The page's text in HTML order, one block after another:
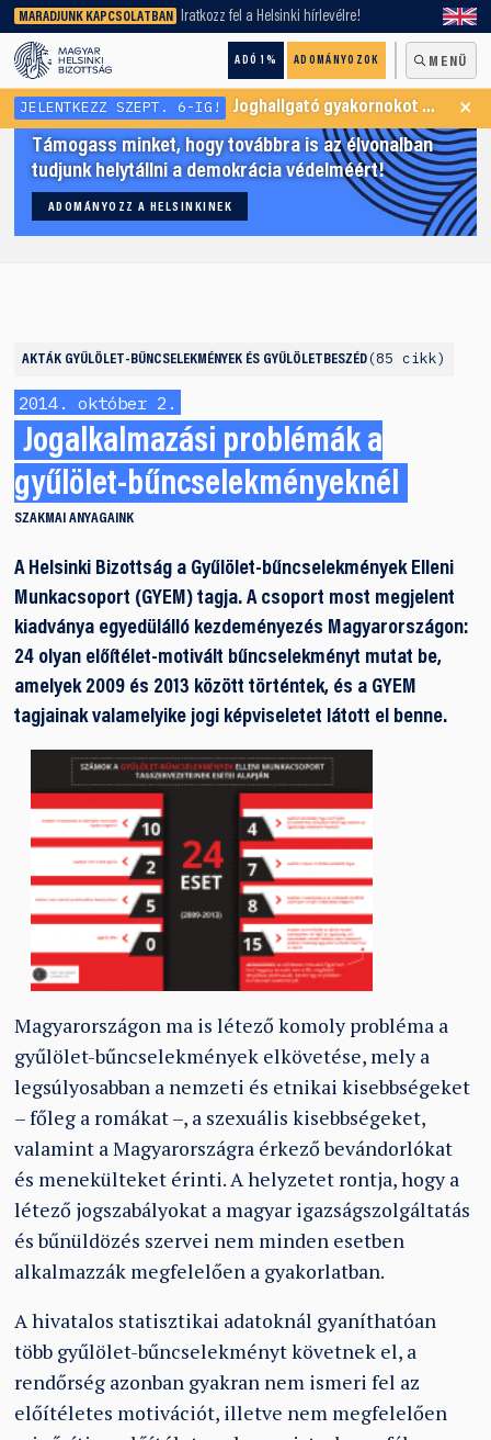
MARADJUNK KAPCSOLATBAN Iratkozz fel a Helsinki hírlevélre!
ADÓ 1% ADOMÁNYOZOK MENÜ
keresőnket!
JELENTKEZZ SZEPT. 6-IG! Joghallgató gyakornokot keresünk Menekültügyi Programunkba ×
Támogass minket, hogy továbbra is az élvonalban
tudjunk helytállni a demokrácia védelméért!
ADOMÁNYOZZ A HELSINKINEK
AKTÁK GYŰLÖLET-BŰNCSELEKMÉNYEK ÉS GYŰLÖLETBESZÉD 85 cikk
2014. október 2.
Jogalkalmazási problémák a
gyűlölet-bűncselekményeknél
SZAKMAI ANYAGAINK
A Helsinki Bizottság a Gyűlölet-bűncselekmények Elleni
Munkacsoport (GYEM) tagja. A csoport most megjelent
kiadványa egyedülálló kezdeményezés Magyarországon:
24 olyan előítélet-motivált bűncselekményt mutat be,
amelyek 2009 és 2013 között történtek, és a GYEM
tagjainak valamelyike jogi képviseletet látott el benne.
Magyarországon ma is létező komoly probléma a
gyűlölet-bűncselekmények elkövetése, mely a
legsúlyosabban a nemzeti és etnikai kisebbségeket
– főleg a romákat –, a szexuális kisebbségeket,
valamint a Magyarországra érkező bevándorlókat
és menekülteket érinti. A helyzetet rontja, hogy a
létező jogszabályokat a magyar igazságszolgáltatás
és bűnüldözés szervei nem minden esetben
alkalmazzák megfelelően a gyakorlatban.
A hivatalos statisztikai adatoknál gyaníthatóan
több gyűlölet-bűncselekményt követnek el, a
rendőrség azonban gyakran nem ismeri fel az
előítéletes motivációt, illetve nem megfelelően